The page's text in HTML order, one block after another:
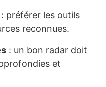
: préférer les outils
reconnues.
: un bon radar doit
et